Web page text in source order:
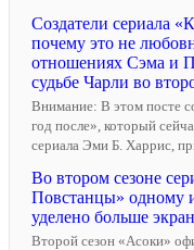
Создатели сериала
почему это не
отношениях Сэма и
судьбе Чарли во
Внимание: В этом посте
год после», который
сериала Эми Б. Харрис,
Во втором сезоне
Повстанцы» одному
уделено больше
Второй сезон «Асоки»